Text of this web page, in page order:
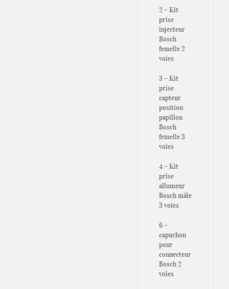
2 – Kit
prise
injecteur
Bosch
femelle 2
voies
3 – Kit
prise
capteur
position
papillon
Bosch
femelle 3
voies
4 – Kit
prise
allumeur
Bosch mâle
3 voies
6 –
capuchon
pour
connecteur
Bosch 2
voies